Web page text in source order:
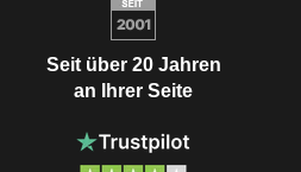
Seit über 20 Jahren
an Ihrer Seite